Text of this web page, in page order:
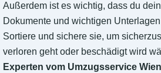
Außerdem ist es wichtig, dass du
Dokumente und wichtigen
Sortiere und sichere sie, um
verloren geht oder beschädigt wird
Experten vom Umzugsservice Wien